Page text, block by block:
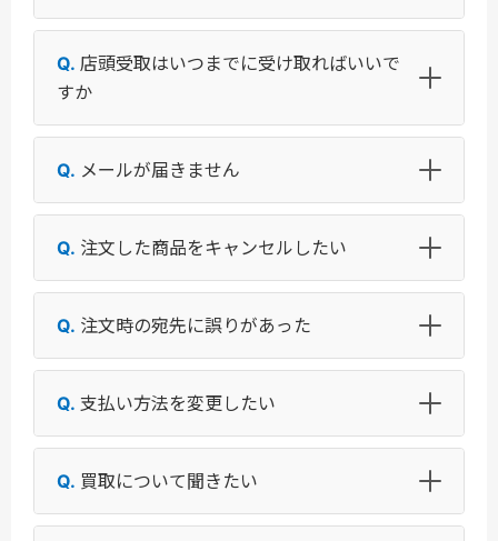
店頭受取はいつまでに受け取ればいいで
すか
メールが届きません
注文した商品をキャンセルしたい
注文時の宛先に誤りがあった
支払い方法を変更したい
買取について聞きたい